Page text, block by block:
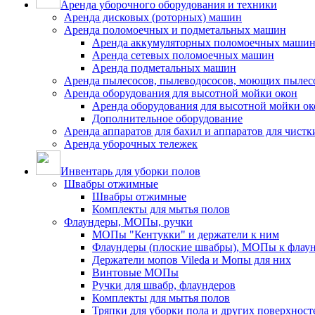
Аренда уборочного оборудования и техники
Аренда дисковых (роторных) машин
Аренда поломоечных и подметальных машин
Аренда аккумуляторных поломоечных машин
Аренда сетевых поломоечных машин
Аренда подметальных машин
Аренда пылесосов, пылеводососов, моющих
Аренда оборудования для высотной мойки окон
Аренда оборудования для высотной мойки
Дополнительное оборудование
Аренда аппаратов для бахил и аппаратов для
Аренда уборочных тележек
Инвентарь для уборки полов
Швабры отжимные
Швабры отжимные
Комплекты для мытья полов
Флаундеры, МОПы, ручки
МОПы "Кентукки" и держатели к ним
Флаундеры (плоские швабры), МОПы к
Держатели мопов Vileda и Мопы для них
Винтовые МОПы
Ручки для швабр, флаундеров
Комплекты для мытья полов
Тряпки для уборки пола и других